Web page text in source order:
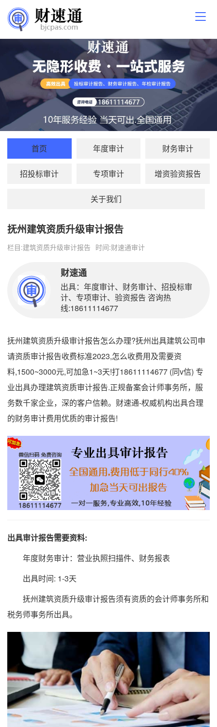
首页 年度审计 财务审计
招投标审计 专项审计 增资验资报告
关于我们
抚州建筑资质升级审计报告
栏目:建筑资质升级审计报告 时间:财速通审计
财速通
出具：年度审计、财务审计、招投标审
计、专项审计、验资报告 咨询热
线:18611114677
抚州建筑资质升级审计报告怎么办理?抚州出具建筑公司申
请资质审计报告收费标准2023,怎么收费用及需要资
料,1500~3000元,可加急1~3天!打18611114677 (同v信) 专
业出具办理建筑资质审计报告.正规备案会计师事务所，服
务数千家企业，深的客户信赖。财速通-权威机构出具合理
的财务审计费用优质的审计报告!
出具审计报告需要资料:
年度财务审计：营业执照扫描件、财务报表
出具时间: 1-3天
抚州建筑资质升级审计报告须有资质的会计师事务所和
税务师事务所出具。